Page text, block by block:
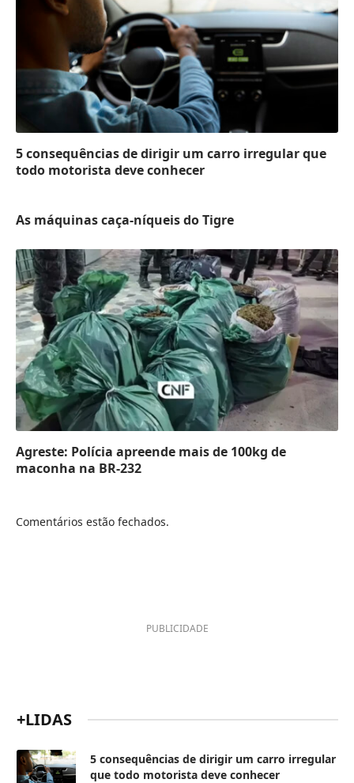
5 consequências de dirigir um carro irregular que
todo motorista deve conhecer
As máquinas caça-níqueis do Tigre
Agreste: Polícia apreende mais de 100kg de
maconha na BR-232
Comentários estão fechados.
PUBLICIDADE
+LIDAS
5 consequências de dirigir um carro irregular
que todo motorista deve conhecer